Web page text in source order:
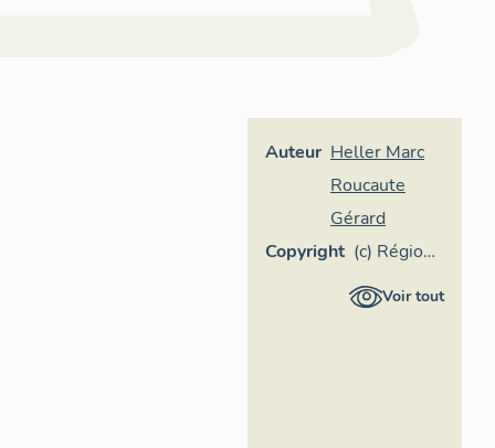
Auteur Heller Marc
Roucaute
Gérard
Copyright (c) Région
Provence-
Voir tout